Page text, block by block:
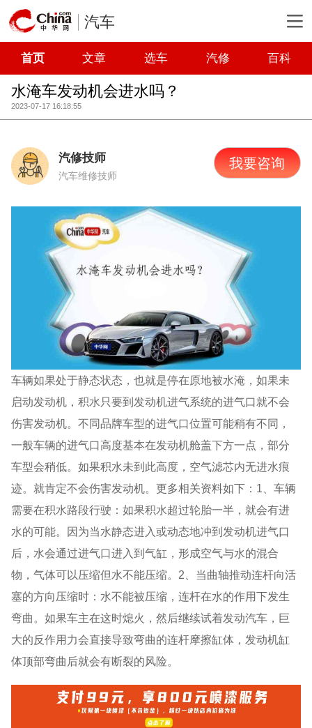
汽车
首页 文章 选车 汽修 百科
水淹车发动机会进水吗？
2023-07-17 16:18:55
汽修技师
汽车维修技师
我要咨询
车辆如果处于静态状态，也就是停在原地被水淹，如果未
启动发动机，积水只要到发动机进气系统的进气口就不会
伤害发动机。不同品牌车型的进气口位置可能稍有不同，
一般车辆的进气口高度基本在发动机舱盖下方一点，部分
车型会稍低。如果积水未到此高度，空气滤芯内无进水痕
迹。就肯定不会伤害发动机。更多相关资料如下：1、车辆
需要在积水路段行驶：如果积水超过轮胎一半，就会有进
水的可能。因为当水静态进入或动态地冲到发动机进气口
后，水会通过进气口进入到气缸，形成空气与水的混合
物，气体可以压缩但水不能压缩。2、当曲轴推动连杆向活
塞的方向压缩时：水不能被压缩，连杆在水的作用下发生
弯曲。如果车主在这时熄火，然后继续试着发动汽车，巨
大的反作用力会直接导致弯曲的连杆摩擦缸体，发动机缸
体顶部弯曲后就会有断裂的风险。